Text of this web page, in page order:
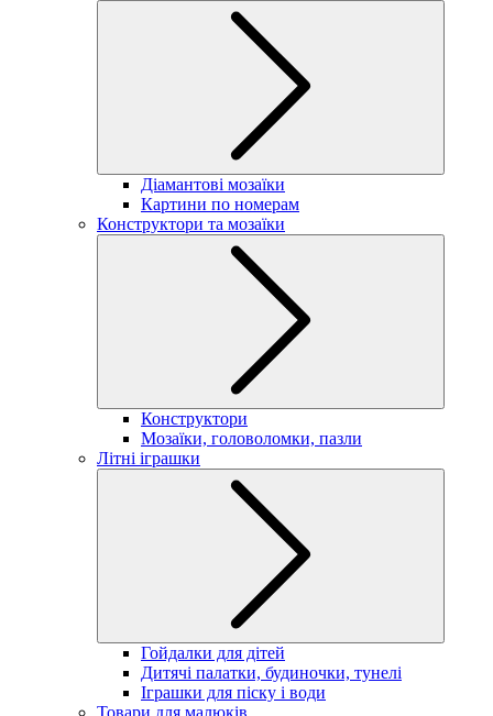
Діамантові мозаїки
Картини по номерам
Конструктори та мозаїки
Конструктори
Мозаїки, головоломки, пазли
Літні іграшки
Гойдалки для дітей
Дитячі палатки, будиночки, тунелі
Іграшки для піску і води
Товари для малюків